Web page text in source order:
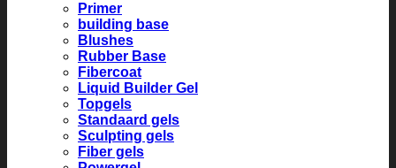
Primer
building base
Blushes
Rubber Base
Fibercoat
Liquid Builder Gel
Topgels
Standaard gels
Sculpting gels
Fiber gels